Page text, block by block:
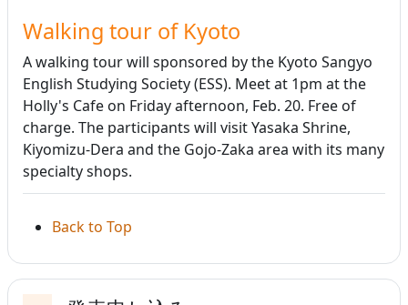
Walking tour of Kyoto
A walking tour will sponsored by the Kyoto Sangyo
English Studying Society (ESS). Meet at 1pm at the
Holly's Cafe on Friday afternoon, Feb. 20. Free of
charge. The participants will visit Yasaka Shrine,
Kiyomizu-Dera and the Gojo-Zaka area with its many
specialty shops.
Back to Top